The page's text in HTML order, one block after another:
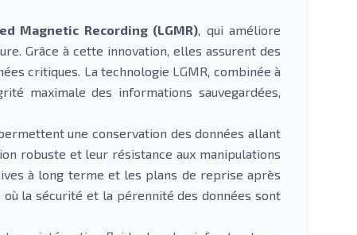
Magnetic Recording (LGMR), qui améliore
Grâce à cette innovation, elles assurent des
critiques. La technologie LGMR, combinée à
maximale des informations sauvegardées,
une conservation des données allant
robuste et leur résistance aux manipulations
à long terme et les plans de reprise après
la sécurité et la pérennité des données sont